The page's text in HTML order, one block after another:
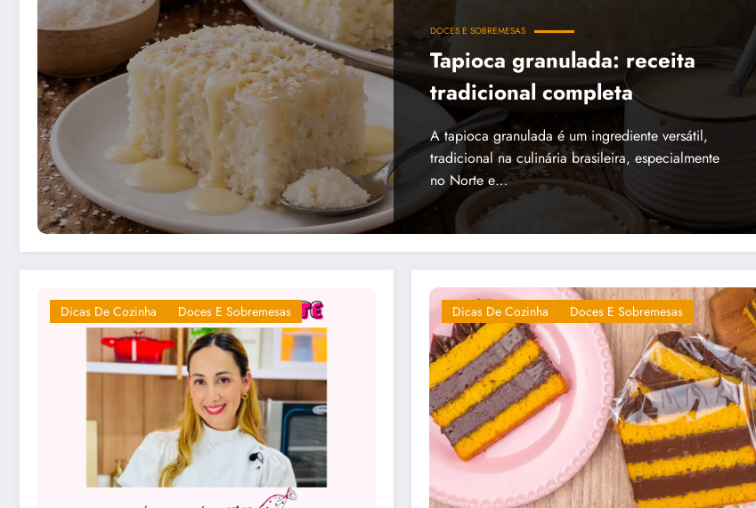
DOCES E SOBREMESAS
Tapioca granulada: receita
tradicional completa
A tapioca granulada é um ingrediente versátil,
tradicional na culinária brasileira, especialmente
no Norte e…
Dicas De Cozinha Doces E Sobremesas Dicas De Cozinha Doces E Sobremesas